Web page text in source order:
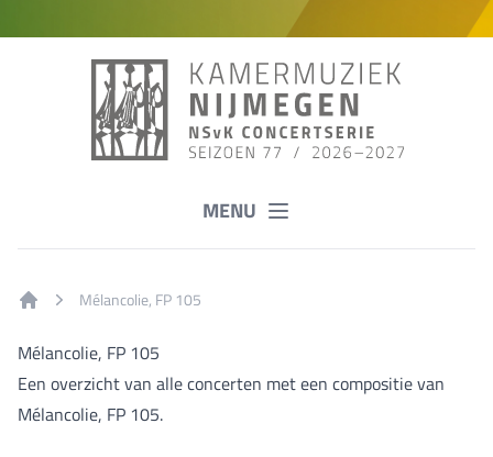
MENU
Mélancolie, FP 105
Mélancolie, FP 105
Een overzicht van alle concerten met een compositie van
Mélancolie, FP 105.